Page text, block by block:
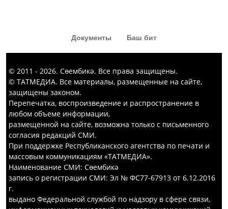
Документы Баш бит
© 2011 - 2026. Сөембикә. Все права защищены.
© ТАТМЕДИА. Все материалы, размещенные на сайте,
защищены законом.
Перепечатка, воспроизведение и распространение в
любом объеме информации,
размещенной на сайте, возможна только с письменного
согласия редакций СМИ.
При поддержке Республиканского агентства по печати и
массовым коммуникациям «ТАТМЕДИА».
Наименование СМИ: Сөембикә
запись о регистрации СМИ: Эл № ФС77-67913 от 6.12.2016
г.
выдано Федеральной службой по надзору в сфере связи,